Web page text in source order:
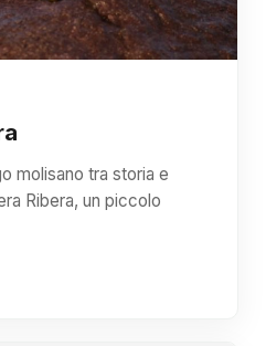
molisano tra storia e
Ribera, un piccolo